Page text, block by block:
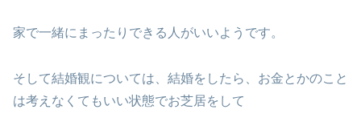
家で一緒にまったりできる人がいいようです。
そして結婚観については、結婚をしたら、お金とかのこと
は考えなくてもいい状態でお芝居をして